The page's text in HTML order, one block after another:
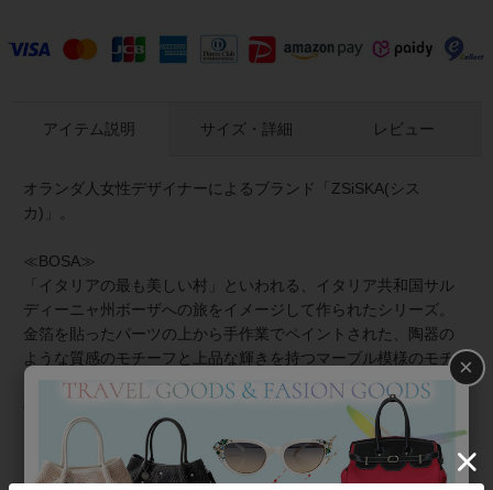
アイテム説明
オランダ人女性デザイナーによるブランド「ZSiSKA(シス
カ)」。
≪BOSA≫
「イタリアの最も美しい村」といわれる、イタリア共和国サル
ディーニャ州ボーザへの旅をイメージして作られたシリーズ。
金箔を貼ったパーツの上から手作業でペイントされた、陶器の
ような質感のモチーフと上品な輝きを持つマーブル模様のモチ
ーフの組み合わせと、美しい色合いが印象的。
手作業で1点1点仕上げたこだわりのアクリルジュエリー。ハン
ドメイドならではの魅力をお楽しみください。
≪シスカとは≫
サイズ・詳細 レビュー
×